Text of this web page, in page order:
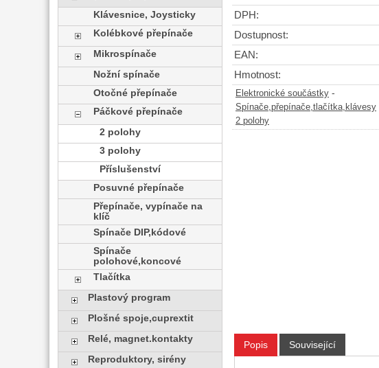
DPH:
Dostupnost:
EAN:
Hmotnost:
Elektronické součástky -
Spínače,přepínače,tlačítka,klávesy
2 polohy
Popis Související
Klávesnice, Joysticky
Kolébkové přepínače
Mikrospínače
Nožní spínače
Otočné přepínače
Páčkové přepínače
2 polohy
3 polohy
Příslušenství
Posuvné přepínače
Přepínače, vypínače na
klíč
Spínače DIP,kódové
Spínače
polohové,koncové
Tlačítka
Plastový program
Plošné spoje,cuprextit
Relé, magnet.kontakty
Reproduktory, sirény